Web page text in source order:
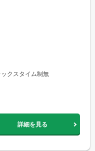
クスタイム制無
詳細を見る